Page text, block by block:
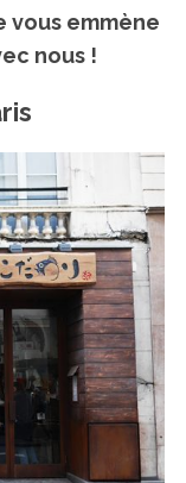
vous emmène
nous !